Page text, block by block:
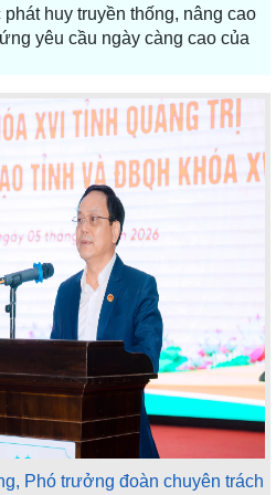
huy truyền thống, nâng cao
yêu cầu ngày càng cao của
Phó trưởng đoàn chuyên trách